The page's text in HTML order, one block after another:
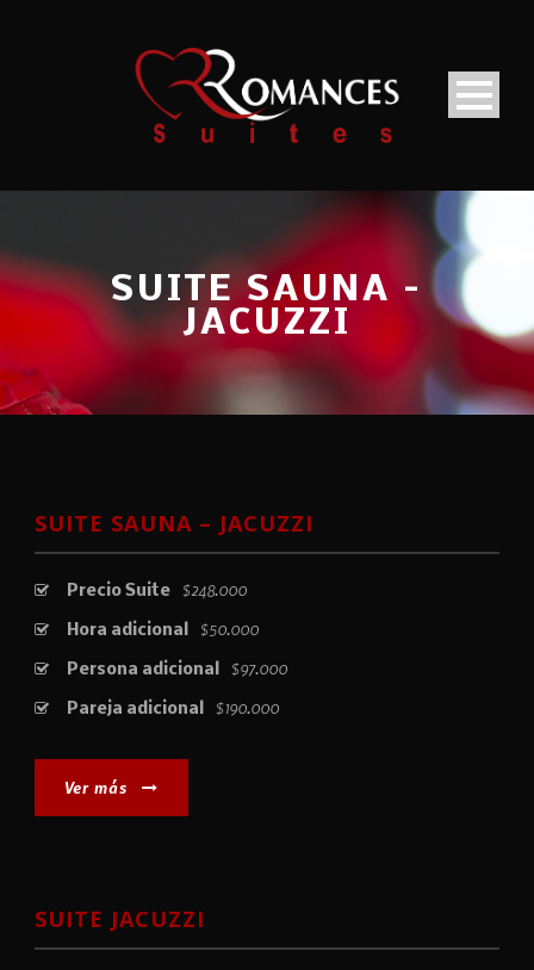
SUITE SAUNA –
JACUZZI
SUITE SAUNA – JACUZZI
Precio Suite $248.000
Hora adicional $50.000
Persona adicional $97.000
Pareja adicional $190.000
Ver más
SUITE JACUZZI